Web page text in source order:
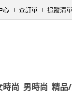
心 查訂單 追蹤清單
時尚 男時尚 精品